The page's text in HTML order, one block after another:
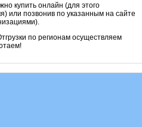
купить онлайн (для этого
или позвонив по указанным на сайте
по регионам осуществляем